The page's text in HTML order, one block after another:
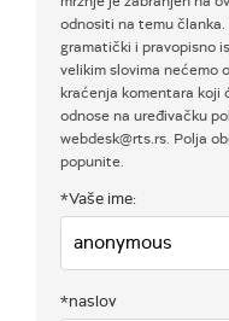
odnositi na temu
gramatički i pravopisno
velikim slovima nećemo
kraćenja komentara koji
odnose na uređivačku
webdesk@rts.rs. Polja
popunite.
*Vaše ime:
*naslov